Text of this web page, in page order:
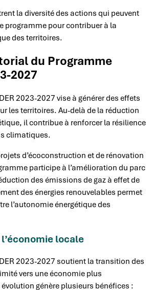
la diversité des actions qui peuvent
programme pour contribuer à la
des territoires.
du Programme
2027
2023-2027 vise à générer des effets
les territoires. Au-delà de la réduction
il contribue à renforcer la résilience
climatiques.
d’écoconstruction et de rénovation
participe à l’amélioration du parc
des émissions de gaz à effet de
des énergies renouvelables permet
l’autonomie énergétique des
locale
2023-2027 soutient la transition des
vers une économie plus
génère plusieurs bénéfices :